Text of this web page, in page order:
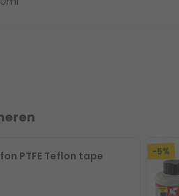
PTFE Teflon tape -5%